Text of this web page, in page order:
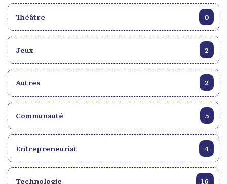
Théâtre 0
Jeux 2
Autres 2
Communauté 5
Entrepreneuriat 4
Technologie 16